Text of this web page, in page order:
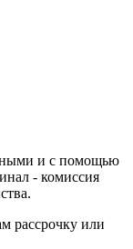
и с помощью
- комиссия
рассрочку или